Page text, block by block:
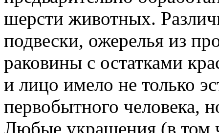
шерсти животных.
подвески, ожерелья из
раковины с остатками
и лицо имело не только
первобытного человека,
Любые украшения (в том